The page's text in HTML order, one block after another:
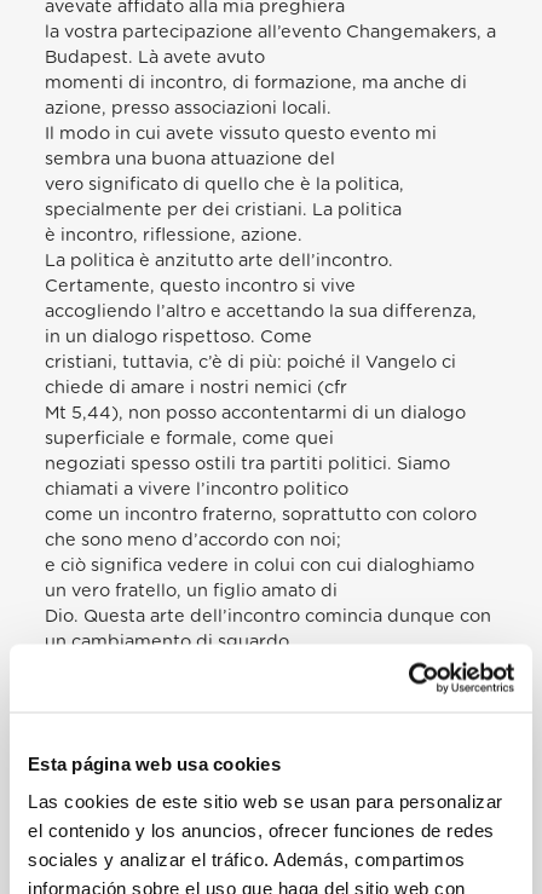
Esta página web usa cookies
Las cookies de este sitio web se usan para personalizar
el contenido y los anuncios, ofrecer funciones de redes
sociales y analizar el tráfico. Además, compartimos
información sobre el uso que haga del sitio web con
avevate affidato alla mia preghiera
la vostra partecipazione all’evento Changemakers, a
Budapest. Là avete avuto
momenti di incontro, di formazione, ma anche di
azione, presso associazioni locali.
Il modo in cui avete vissuto questo evento mi
sembra una buona attuazione del
vero significato di quello che è la politica,
specialmente per dei cristiani. La politica
è incontro, riflessione, azione.
La politica è anzitutto arte dell’incontro.
Certamente, questo incontro si vive
accogliendo l’altro e accettando la sua differenza,
in un dialogo rispettoso. Come
cristiani, tuttavia, c’è di più: poiché il Vangelo ci
chiede di amare i nostri nemici (cfr
Mt 5,44), non posso accontentarmi di un dialogo
superficiale e formale, come quei
negoziati spesso ostili tra partiti politici. Siamo
chiamati a vivere l’incontro politico
come un incontro fraterno, soprattutto con coloro
che sono meno d’accordo con noi;
e ciò significa vedere in colui con cui dialoghiamo
un vero fratello, un figlio amato di
Dio. Questa arte dell’incontro comincia dunque con
un cambiamento di sguardo
sull’altro, con un accogliere e rispettare senza
confronto spesso violento per far trionfare le
proprie idee, in una ricerca di interessi
principio che “l’unità prevale sul
conflitto” (cfr Evangelii gaudium, 226-230).